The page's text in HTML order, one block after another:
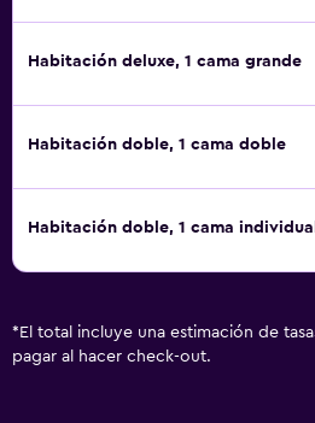
Habitación deluxe, 1 cama grande
Habitación doble, 1 cama doble
Habitación doble, 1 cama individual
* El total incluye una estimación de
pagar al hacer check-out.